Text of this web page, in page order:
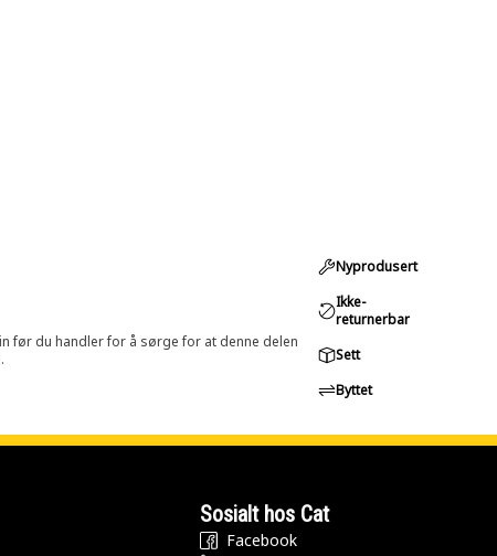
før du handler for å sørge for at denne delen
Nyprodusert
Ikke-
returnerbar
Sett
Byttet
Sosialt hos Cat
Facebook